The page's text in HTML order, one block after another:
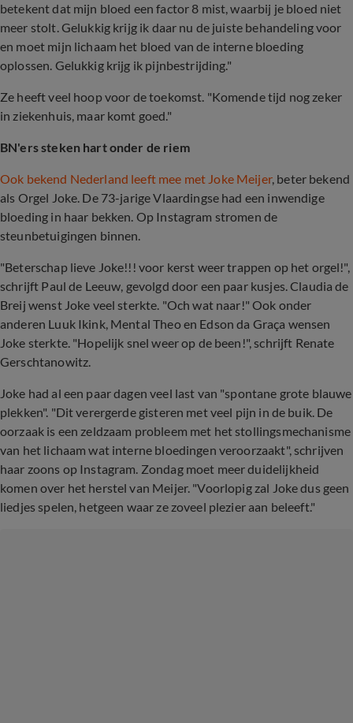
betekent dat mijn bloed een factor 8 mist, waarbij je bloed niet
meer stolt. Gelukkig krijg ik daar nu de juiste behandeling voor
en moet mijn lichaam het bloed van de interne bloeding
oplossen. Gelukkig krijg ik pijnbestrijding."
Ze heeft veel hoop voor de toekomst. "Komende tijd nog zeker
in ziekenhuis, maar komt goed."
BN'ers steken hart onder de riem
Ook bekend Nederland leeft mee met Joke Meijer, beter bekend
als Orgel Joke. De 73-jarige Vlaardingse had een inwendige
bloeding in haar bekken. Op Instagram stromen de
steunbetuigingen binnen.
"Beterschap lieve Joke!!! voor kerst weer trappen op het orgel!",
schrijft Paul de Leeuw, gevolgd door een paar kusjes. Claudia de
Breij wenst Joke veel sterkte. "Och wat naar!" Ook onder
anderen Luuk Ikink, Mental Theo en Edson da Graça wensen
Joke sterkte. "Hopelijk snel weer op de been!", schrijft Renate
Gerschtanowitz.
Joke had al een paar dagen veel last van "spontane grote blauwe
plekken". "Dit verergerde gisteren met veel pijn in de buik. De
oorzaak is een zeldzaam probleem met het stollingsmechanisme
van het lichaam wat interne bloedingen veroorzaakt", schrijven
haar zoons op Instagram. Zondag moet meer duidelijkheid
komen over het herstel van Meijer. "Voorlopig zal Joke dus geen
liedjes spelen, hetgeen waar ze zoveel plezier aan beleeft."